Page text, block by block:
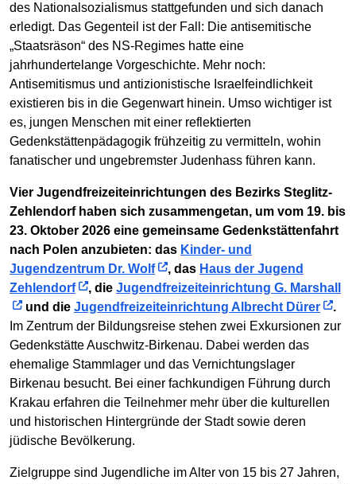
des Nationalsozialismus stattgefunden und sich danach
erledigt. Das Gegenteil ist der Fall: Die antisemitische
„Staatsräson“ des NS-Regimes hatte eine
jahrhundertelange Vorgeschichte. Mehr noch:
Antisemitismus und antizionistische Israelfeindlichkeit
existieren bis in die Gegenwart hinein. Umso wichtiger ist
es, jungen Menschen mit einer reflektierten
Gedenkstättenpädagogik frühzeitig zu vermitteln, wohin
fanatischer und ungebremster Judenhass führen kann.
Vier Jugendfreizeiteinrichtungen des Bezirks Steglitz-
Zehlendorf haben sich zusammengetan, um vom 19. bis
23. Oktober 2026 eine gemeinsame Gedenkstättenfahrt
nach Polen anzubieten: das Kinder- und
Jugendzentrum Dr. Wolf
, das Haus der Jugend
Zehlendorf
, die Jugendfreizeiteinrichtung G. Marshall
und die Jugendfreizeiteinrichtung Albrecht Dürer
.
Im Zentrum der Bildungsreise stehen zwei Exkursionen zur
Gedenkstätte Auschwitz-Birkenau. Dabei werden das
ehemalige Stammlager und das Vernichtungslager
Birkenau besucht. Bei einer fachkundigen Führung durch
Krakau erfahren die Teilnehmer mehr über die kulturellen
und historischen Hintergründe der Stadt sowie deren
jüdische Bevölkerung.
Zielgruppe sind Jugendliche im Alter von 15 bis 27 Jahren,